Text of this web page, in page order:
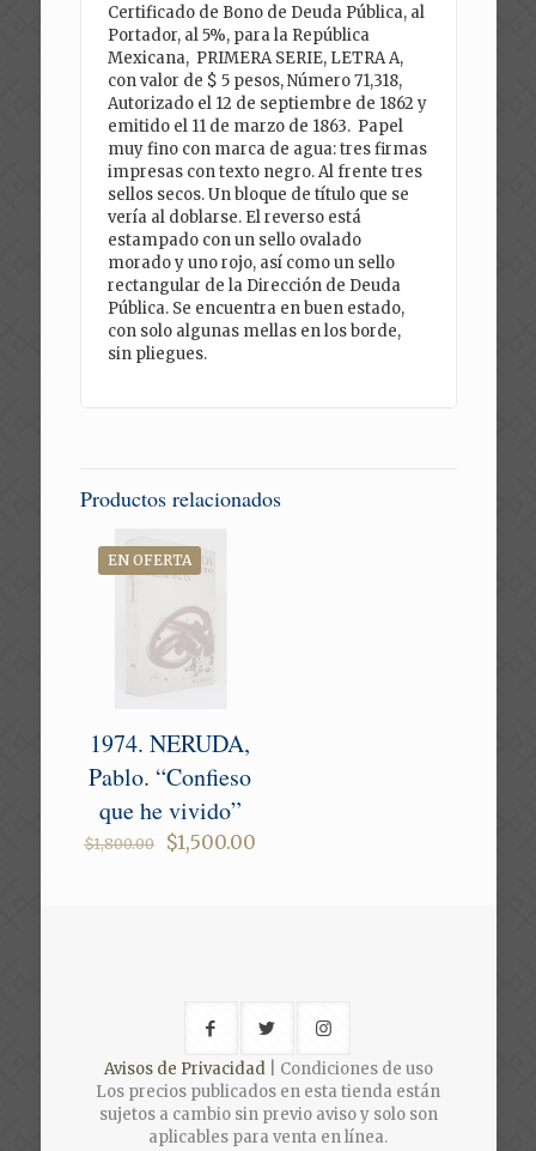
Certificado de Bono de Deuda Pública, al
Portador, al 5%, para la República
Mexicana, PRIMERA SERIE, LETRA A,
con valor de $ 5 pesos, Número 71,318,
Autorizado el 12 de septiembre de 1862 y
emitido el 11 de marzo de 1863. Papel
muy fino con marca de agua: tres firmas
impresas con texto negro. Al frente tres
sellos secos. Un bloque de título que se
vería al doblarse. El reverso está
estampado con un sello ovalado
morado y uno rojo, así como un sello
rectangular de la Dirección de Deuda
Pública. Se encuentra en buen estado,
con solo algunas mellas en los borde,
sin pliegues.
Productos relacionados
EN OFERTA
1974. NERUDA,
Pablo. “Confieso
que he vivido”
$1,800.00
Original
$1,500.00
Avisos de Privacidad| Condiciones de uso
Los precios publicados en esta tienda están
sujetos a cambio sin previo aviso y solo son
aplicables para venta en línea.